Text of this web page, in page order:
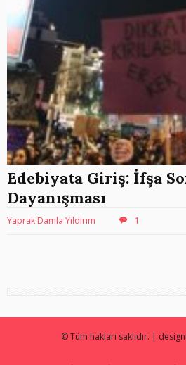
Edebiyata Giriş: İfşa
Dayanışması
Yaprak Damla Yıldırım 1
© Tüm hakları saklıdır. |